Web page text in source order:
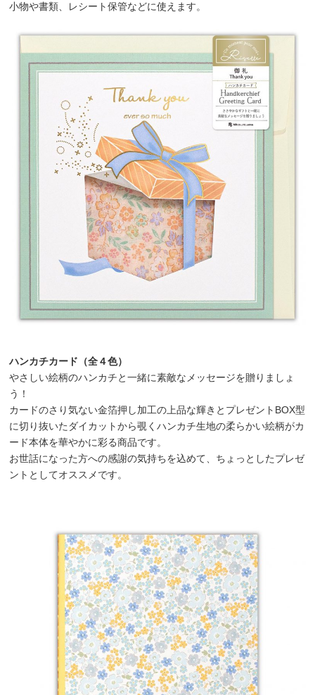
小物や書類、レシート保管などに使えます。
ハンカチカード（全４色）
やさしい絵柄のハンカチと一緒に素敵なメッセージを贈りましょ
う！
カードのさり気ない金箔押し加工の上品な輝きとプレゼントBOX型
に切り抜いたダイカットから覗くハンカチ生地の柔らかい絵柄がカ
ード本体を華やかに彩る商品です。
お世話になった方への感謝の気持ちを込めて、ちょっとしたプレゼ
ントとしてオススメです。